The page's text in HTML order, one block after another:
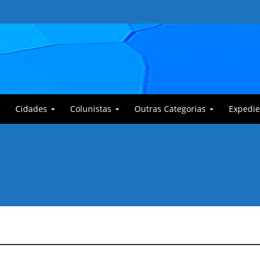
Cidades Colunistas Outras Categorias